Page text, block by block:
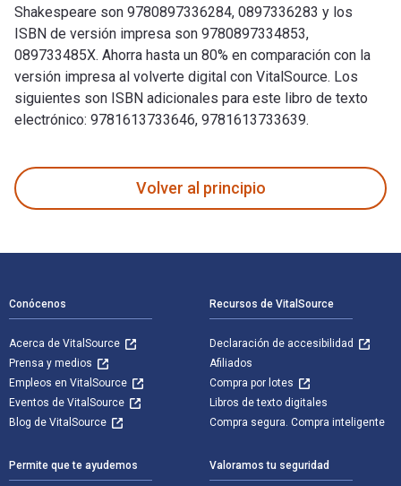
Shakespeare son 9780897336284, 0897336283 y los
ISBN de versión impresa son 9780897334853,
089733485X. Ahorra hasta un 80% en comparación con la
versión impresa al volverte digital con VitalSource. Los
siguientes son ISBN adicionales para este libro de texto
electrónico: 9781613733646, 9781613733639.
Volver al principio
Conócenos
Acerca de VitalSource
Prensa y medios
Empleos en VitalSource
Eventos de VitalSource
Blog de VitalSource
Recursos de VitalSource
Declaración de accesibilidad
Afiliados
Compra por lotes
Libros de texto digitales
Compra segura. Compra inteligente
Permite que te ayudemos Valoramos tu seguridad